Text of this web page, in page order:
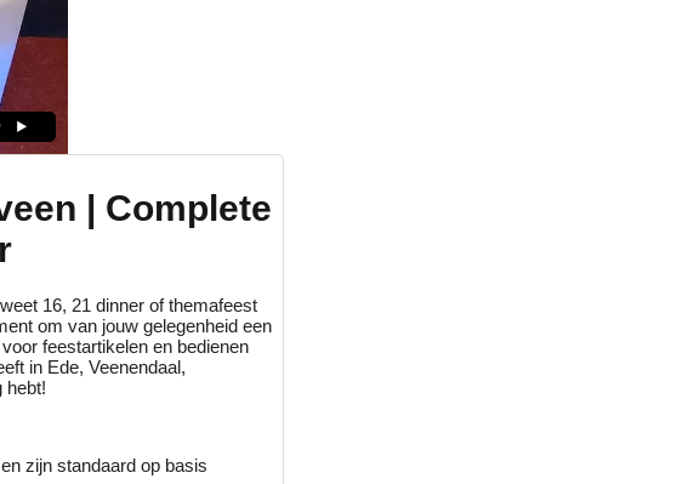
| Complete
16, 21 dinner of themafeest
om van jouw gelegenheid een
voor feestartikelen en bedienen
in Ede, Veenendaal,
hebt!
zijn standaard op basis